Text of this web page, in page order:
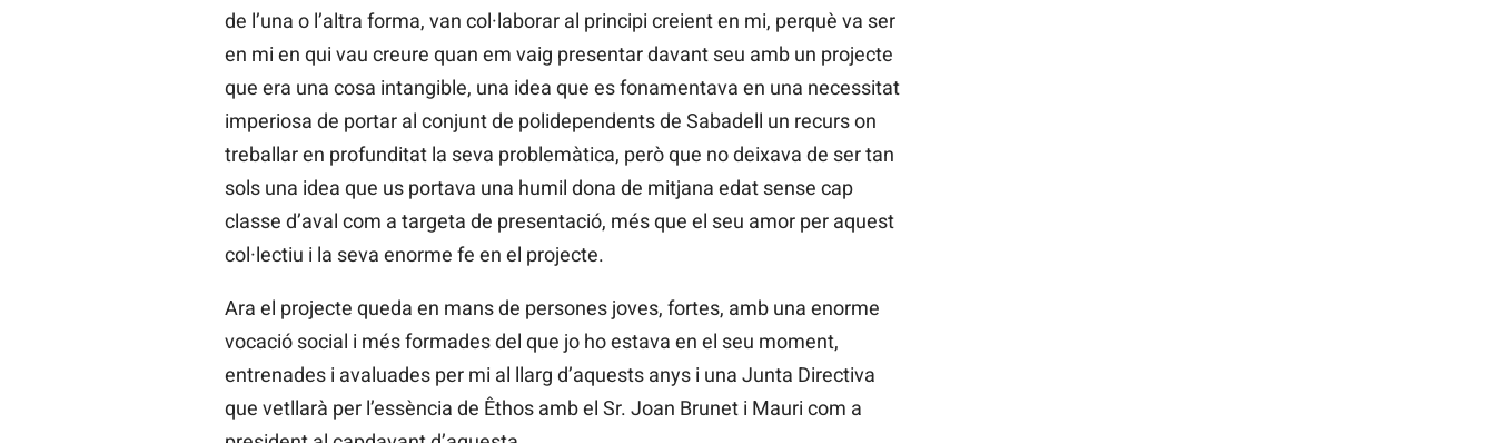
de l’una o l’altra forma, van col·laborar al principi creient en mi, perquè va ser
en mi en qui vau creure quan em vaig presentar davant seu amb un projecte
que era una cosa intangible, una idea que es fonamentava en una necessitat
imperiosa de portar al conjunt de polidependents de Sabadell un recurs on
treballar en profunditat la seva problemàtica, però que no deixava de ser tan
sols una idea que us portava una humil dona de mitjana edat sense cap
classe d’aval com a targeta de presentació, més que el seu amor per aquest
col·lectiu i la seva enorme fe en el projecte.
Ara el projecte queda en mans de persones joves, fortes, amb una enorme
vocació social i més formades del que jo ho estava en el seu moment,
entrenades i avaluades per mi al llarg d’aquests anys i una Junta Directiva
que vetllarà per l’essència de Êthos amb el Sr. Joan Brunet i Mauri com a